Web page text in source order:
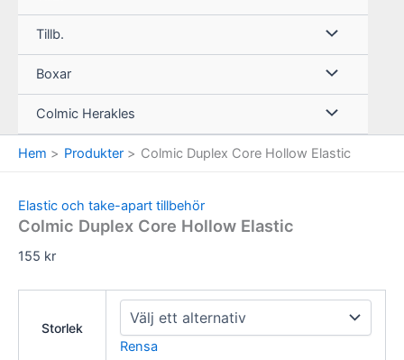
Tillb.
Boxar
Colmic Herakles
Hem Produkter Colmic Duplex Core Hollow Elastic
Elastic och take-apart tillbehör
Colmic Duplex Core Hollow Elastic
155 kr
Storlek
Rensa